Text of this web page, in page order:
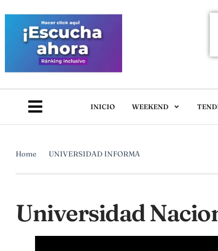
INICIO WEEKEND
Home UNIVERSIDAD INFORMA
Universidad